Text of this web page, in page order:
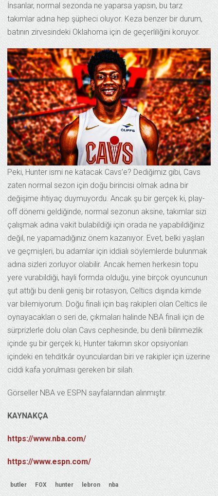
İnsanlar, normal sezonda ne yaparsa yapsın, bu tarz
takımlar adına hep şüpheci oluyor. Keza benzer bir durum,
batının zirvesindeki Oklahoma için de geçerliliğini koruyor.
Peki, Hunter ismi ne katacak Cavs’e? Dediğimiz gibi, Cavs
zaten normal sezon için doğu birincisi olmak adına bir
değişime ihtiyaç duymuyordu. Ancak şu bir gerçek ki, play-
off dönemi geldiğinde, normal sezonun aksine, takımlar sizi
çalışmak adına vakit bulabildiği için orada ne yapabildiğiniz
değil, ne yapamadığınız önem kazanıyor. Evet, belki yaşları
ve geçmişleri, bu adamlar için iddialı söylemlerde bulunmak
adına sizleri zorluyor olabilir. Ancak hemen herkesin topu
yere vurabildiği, hayli formda olduğu, yine birçok oyuncunun
şut attığı bu denli geniş bir rotasyon, Celtics dışında kimde
var bilemiyorum. Doğu finali için baş rakipleri olan Celtics ile
oynayacakları o seri de, çıkmaları halinde NBA finali için de
sürprizlerle dolu olan Cavs cephesinde, bu denli bilinmezlik
içinde şu bir gerçek ki, Hunter takımın skor opsiyonları
içindeki en tehditkâr oyunculardan biri ve rakipler için üzerine
ciddi kafa yorulması gereken bir silah.
Görseller NBA ve ESPN sayfalarından alınmıştır.
KAYNAKÇA
https://www.nba.com/
https://www.espn.com/
butler FOX hunter lebron nba